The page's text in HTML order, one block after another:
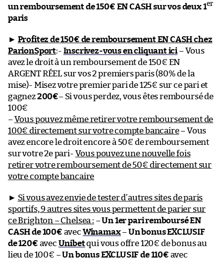
un remboursement de 150€ EN CASH sur vos deux 1er
paris
► Profitez de 150€ de remboursement EN CASH chez
ParionSport:- Inscrivez-vous en cliquant ici– Vous
avez le droit à un remboursement de 150€ EN
ARGENT RÉEL sur vos 2 premiers paris (80% de la
mise)- Misez votre premier pari de 125€ sur ce pari et
gagnez200€– Si vous perdez, vous êtes remboursé de
100€
–Vous pouvez même retirer votre remboursement de
100€ directement sur votre compte bancaire– Vous
avez encore le droit encore à 50€ de remboursement
sur votre 2e pari- Vous pouvez une nouvelle fois
retirer votre remboursement de 50€ directement sur
votre compte bancaire
► Si vous avez envie de tester d’autres sites de paris
sportifs, 9 autres sites vous permettent de parier sur
ce Brighton – Chelsea : –Un 1er pari remboursé EN
CASH de 100€ avec Winamax–Un bonus EXCLUSIF
de 120€ avec Unibetqui vous offre 120€ de bonus au
lieu de 100€ –Un bonus EXCLUSIF de 110€ avec